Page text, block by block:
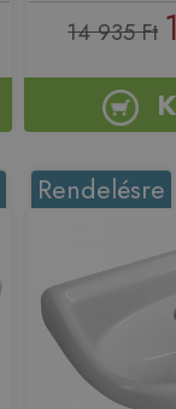
14 935 Ft
Rendelésre